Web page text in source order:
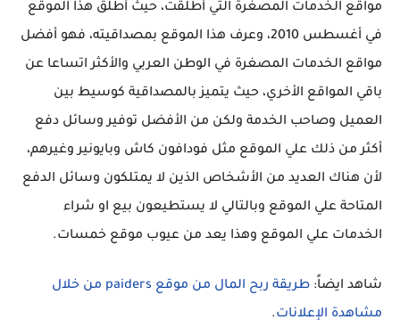
مواقع الخدمات المصغرة التي أطلقت، حيث أطلق هذا الموقع
في أغسطس 2010، وعرف هذا الموقع بمصداقيته، فهو أفضل
مواقع الخدمات المصغرة في الوطن العربي والأكثر اتساعا عن
باقي المواقع الأخري، حيث يتميز بالمصداقية كوسيط بين
العميل وصاحب الخدمة ولكن من الأفضل توفير وسائل دفع
أكثر من ذلك علي الموقع مثل فودافون كاش وبايونير وغيرهم،
لأن هناك العديد من الأشخاص الذين لا يمتلكون وسائل الدفع
المتاحة علي الموقع وبالتالي لا يستطيعون بيع او شراء
الخدمات علي الموقع وهذا يعد من عيوب موقع خمسات.
شاهد ايضاً:
طريقة ربح المال من موقع paiders من خلال
مشاهدة الإعلانات.